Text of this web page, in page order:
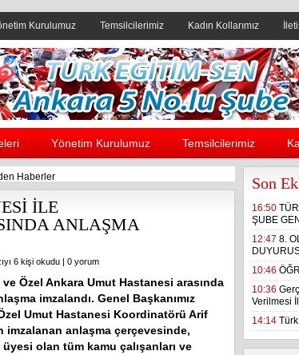
Kurulumuz Temsilcilerimiz Kadın Kollarımız
reklam alanı
Yönetim Kurulumuz Temsilcilerimiz
Haberler
İLE
ANLAŞMA
6 kişi okudu | 0 yorum
Özel Ankara Umut Hastanesi arasında
imzalandı. Genel Başkanımız
Umut Hastanesi Koordinatörü Arif
imzalanan anlaşma çerçevesinde,
olan tüm kamu çalışanları ve
Son
16:50
ŞUBE
12:47 8.
10:46
10:36
Verilmesi
14:14